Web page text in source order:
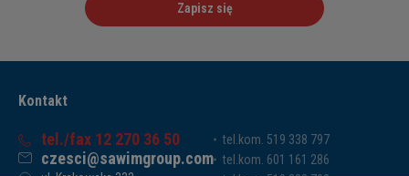
Zapisz się
Kontakt
tel./fax 12 270 36 50
czesci@sawimgroup.com
tel.kom. 519 338 797
tel.kom. 601 161 286